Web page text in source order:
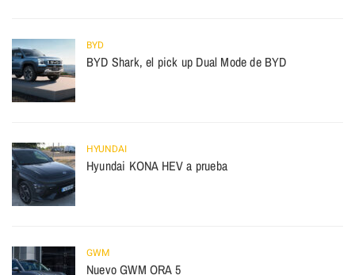
BYD
BYD Shark, el pick up Dual Mode de BYD
HYUNDAI
Hyundai KONA HEV a prueba
GWM
Nuevo GWM ORA 5